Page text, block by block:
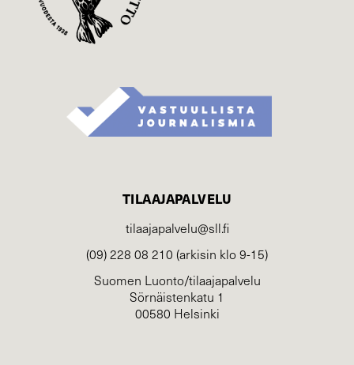
TILAAJAPALVELU
tilaajapalvelu@sll.fi
(09) 228 08 210 (arkisin klo 9-15)
Suomen Luonto/tilaajapalvelu
Sörnäistenkatu 1
00580 Helsinki